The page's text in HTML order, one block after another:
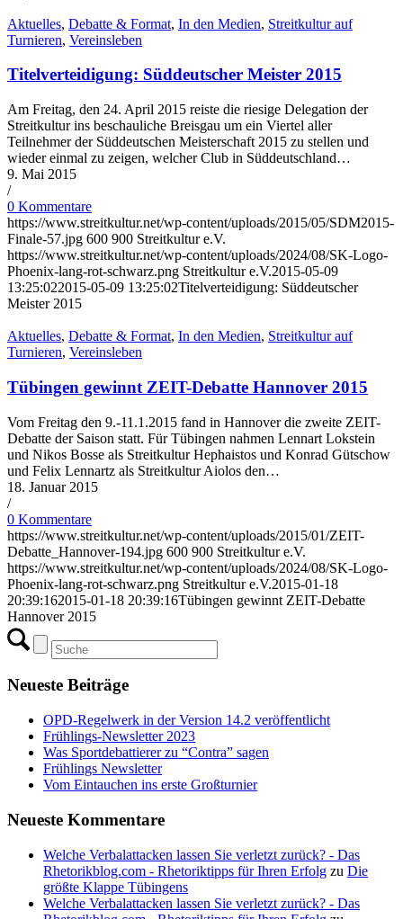
Aktuelles, Debatte & Format, In den Medien, Streitkultur auf
Turnieren, Vereinsleben
Titelverteidigung: Süddeutscher Meister 2015
Am Freitag, den 24. April 2015 reiste die riesige Delegation der
Streitkultur ins beschauliche Breisgau um ein Viertel aller
Teilnehmer der Süddeutschen Meisterschaft 2015 zu stellen und
wieder einmal zu zeigen, welcher Club in Süddeutschland…
9. Mai 2015
/
0 Kommentare
https://www.streitkultur.net/wp-content/uploads/2015/05/SDM2015-
Finale-57.jpg 600 900 Streitkultur e.V.
https://www.streitkultur.net/wp-content/uploads/2024/08/SK-Logo-
Phoenix-lang-rot-schwarz.png Streitkultur e.V.2015-05-09
13:25:022015-05-09 13:25:02Titelverteidigung: Süddeutscher
Meister 2015
Aktuelles, Debatte & Format, In den Medien, Streitkultur auf
Turnieren, Vereinsleben
Tübingen gewinnt ZEIT-Debatte Hannover 2015
Vom Freitag den 9.-11.1.2015 fand in Hannover die zweite ZEIT-
Debatte der Saison statt. Für Tübingen nahmen Lennart Lokstein
und Nikos Bosse als Streitkultur Hephaistos und Konrad Gütschow
und Felix Lennartz als Streitkultur Aiolos den…
18. Januar 2015
/
0 Kommentare
https://www.streitkultur.net/wp-content/uploads/2015/01/ZEIT-
Debatte_Hannover-194.jpg 600 900 Streitkultur e.V.
https://www.streitkultur.net/wp-content/uploads/2024/08/SK-Logo-
Phoenix-lang-rot-schwarz.png Streitkultur e.V.2015-01-18
20:39:162015-01-18 20:39:16Tübingen gewinnt ZEIT-Debatte
Hannover 2015
Neueste Beiträge
OPD-Regelwerk in der Version 14.2 veröffentlicht
Frühlings-Newsletter 2023
Was Sportdebattierer zu “Contra” sagen
Frühlings Newsletter
Vom Eintauchen ins erste Großturnier
Neueste Kommentare
Welche Verbalattacken lassen Sie verletzt zurück? - Das
Rhetorikblog.com - Rhetoriktipps für Ihren Erfolg zu Die
größte Klappe Tübingens
Welche Verbalattacken lassen Sie verletzt zurück? - Das